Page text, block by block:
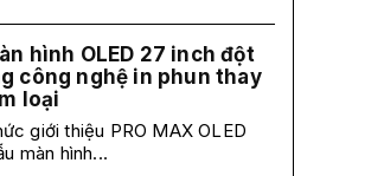
hình OLED 27 inch đột
công nghệ in phun thay
loại
giới thiệu PRO MAX OLED
màn hình...